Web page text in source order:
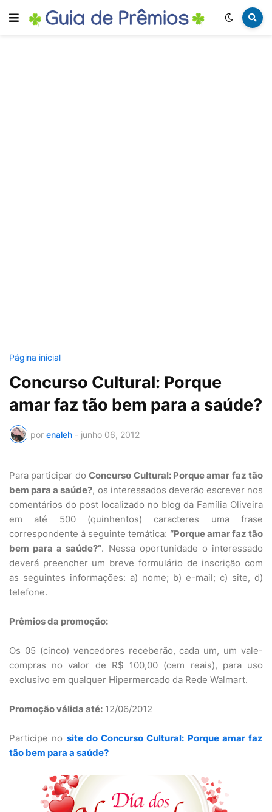
Página inicial
Concurso Cultural: Porque
amar faz tão bem para a saúde?
por enaleh - junho 06, 2012
Para participar doConcurso Cultural: Porque amar faz tão
bem para a saúde?, os interessados deverão escrever nos
comentários do post localizado no blog da Família Oliveira
em até 500 (quinhentos) caracteres uma frase
correspondente à seguinte temática: “Porque amar faz tão
bem para a saúde?”. Nessa oportunidade o interessado
deverá preencher um breve formulário de inscrição com
as seguintes informações: a) nome; b) e-mail; c) site, d)
telefone.
Prêmios da promoção:
Os 05 (cinco) vencedores receberão, cada um, um vale-
compras no valor de R$ 100,00 (cem reais), para uso
exclusivo em qualquer Hipermercado da Rede Walmart.
Promoção válida até: 12/06/2012
Participe no site do Concurso Cultural: Porque amar faz
tão bem para a saúde?